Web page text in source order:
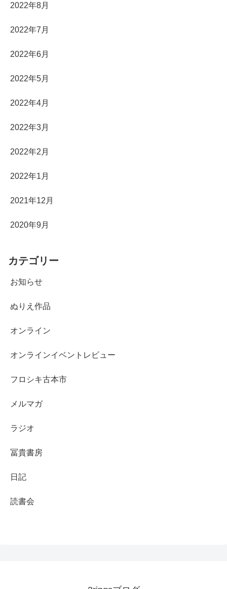
2022年8月
2022年7月
2022年6月
2022年5月
2022年4月
2022年3月
2022年2月
2022年1月
2021年12月
2020年9月
カテゴリー
お知らせ
ぬりえ作品
オンライン
オンラインイベントレビュー
フロシキ古本市
メルマガ
ラジオ
冨貴書房
日記
読書会